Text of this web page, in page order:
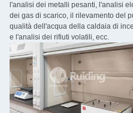
l'analisi dei metalli pesanti, l'analisi
dei gas di scarico, il rilevamento del
qualità dell'acqua della caldaia di
e l'analisi dei rifiuti volatili, ecc.